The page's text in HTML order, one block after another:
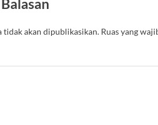
tidak akan dipublikasikan. Ruas yang